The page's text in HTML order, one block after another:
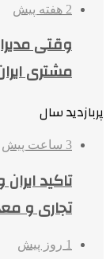
2 هفته پیش
وقتی
مشتری
پربازدید سال
3 ساعت پیش
تاکید
تجاری و
1 روز پیش